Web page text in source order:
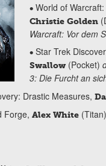
•World of
Christie Golden
Warcraft: Vor dem
•Star Trek
Swallow (Pocket)
3: Die Furcht an
Drastic Measures,
Forge, Alex White (Titan)